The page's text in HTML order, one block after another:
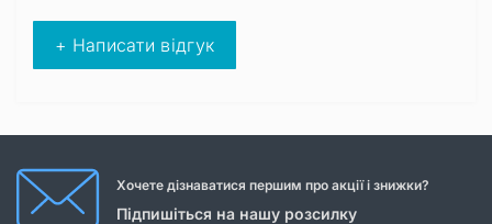
+ Написати відгук
Хочете дізнаватися першим про акції і знижки?
Підпишіться на нашу розсилку